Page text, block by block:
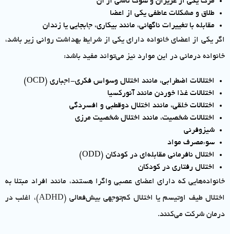
طلاق و مشکلات عاطفی یکی از اعضا
مقابله با تغییرات ناگهانی، مانند بیکاری، جابجایی یا زندان
اگر یکی از اعضای خانواده دارای یکی از شرایط بهداشت روانی زیر باشد،
خانواده درمانی در این موارد نیز می‌تواند مفید باشد:
اختلالات اضطرابی، مانند اختلال وسواس فکری-اجباری (OCD)
اختلالات غذا خوردن مانند آنورکسیا
اختلالات خلقی، مانند اختلال دوقطبی و افسردگی
اختلالات شخصیت، مانند اختلال شخصیت مرزی
شیزوفرنی
سوءمصرف مواد
اختلال نافرمانی مقابله‌ای در کودکان (ODD)
اختلال رفتاری در کودکان
خانواده‌هایی که دارای اعضای عصبی واگرا هستند، مانند افراد مبتلا به
اختلال طیف اوتیسم یا اختلال کم‌توجهی بیش‌فعالی (ADHD)، اغلب در
درمان شرکت می‌کنند.